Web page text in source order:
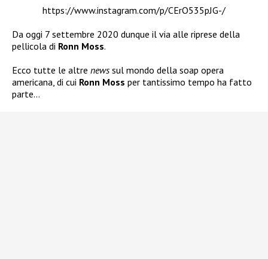
https://www.instagram.com/p/CErO535pJG-/
Da oggi 7 settembre 2020 dunque il via alle riprese della
pellicola di Ronn Moss.
Ecco tutte le altre newssul mondo della soap opera
americana, di cui Ronn Moss per tantissimo tempo ha fatto
parte…